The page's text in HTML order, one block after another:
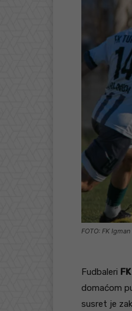
FOTO: FK Igman
Fudbaleri
domaćom
susret je